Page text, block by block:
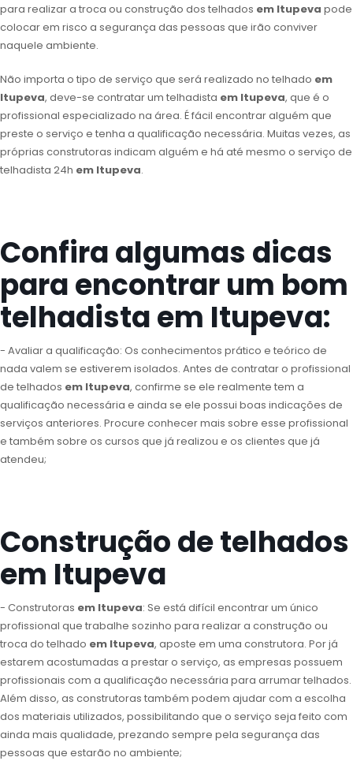
para realizar a troca ou construção dos telhados em Itupeva pode
colocar em risco a segurança das pessoas que irão conviver
naquele ambiente.
Não importa o tipo de serviço que será realizado no telhado em
Itupeva, deve-se contratar um telhadista em Itupeva, que é o
profissional especializado na área. É fácil encontrar alguém que
preste o serviço e tenha a qualificação necessária. Muitas vezes, as
próprias construtoras indicam alguém e há até mesmo o serviço de
telhadista 24h em Itupeva.
Confira algumas dicas
para encontrar um bom
telhadista em Itupeva:
- Avaliar a qualificação: Os conhecimentos prático e teórico de
nada valem se estiverem isolados. Antes de contratar o profissional
de telhados em Itupeva, confirme se ele realmente tem a
qualificação necessária e ainda se ele possui boas indicações de
serviços anteriores. Procure conhecer mais sobre esse profissional
e também sobre os cursos que já realizou e os clientes que já
atendeu;
Construção de telhados
em Itupeva
- Construtoras em Itupeva: Se está difícil encontrar um único
profissional que trabalhe sozinho para realizar a construção ou
troca do telhado em Itupeva, aposte em uma construtora. Por já
estarem acostumadas a prestar o serviço, as empresas possuem
profissionais com a qualificação necessária para arrumar telhados.
Além disso, as construtoras também podem ajudar com a escolha
dos materiais utilizados, possibilitando que o serviço seja feito com
ainda mais qualidade, prezando sempre pela segurança das
pessoas que estarão no ambiente;